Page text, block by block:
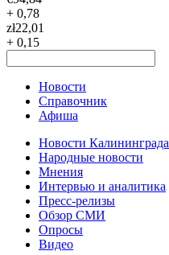
+ 0,78
zł22,01
+ 0,15
Новости
Справочник
Афиша
Новости Калининграда
Народные новости
Мнения
Интервью и аналитика
Пресс-релизы
Обзор СМИ
Опросы
Видео